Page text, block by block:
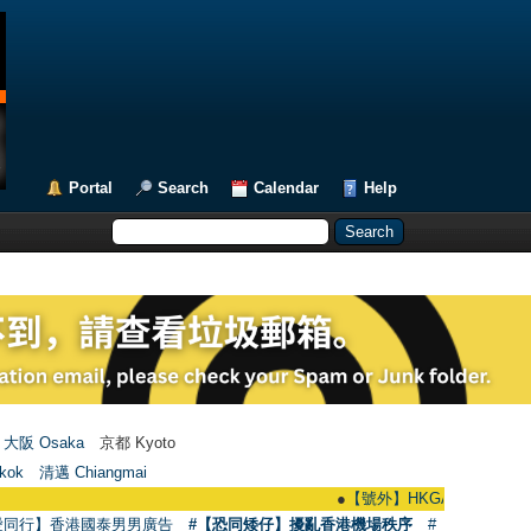
Portal Search Calendar Help
大阪 Osaka 京都 Kyoto
清邁 Chiangmai
【號外】HKGAY.net已啟動
同行】香港國泰男男廣告
#【恐同矮仔】擾亂香港機場秩序 #